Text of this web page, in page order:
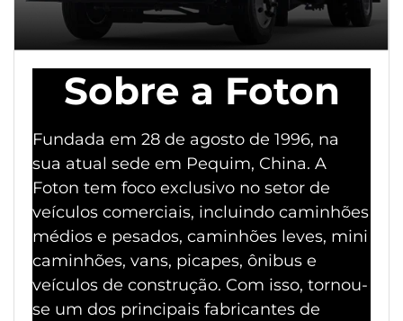
Sobre a Foton
Fundada em 28 de agosto de 1996, na
sua atual sede em Pequim, China. A
Foton tem foco exclusivo no setor de
veículos comerciais, incluindo caminhões
médios e pesados, caminhões leves, mini
caminhões, vans, picapes, ônibus e
veículos de construção. Com isso, tornou-
se um dos principais fabricantes de